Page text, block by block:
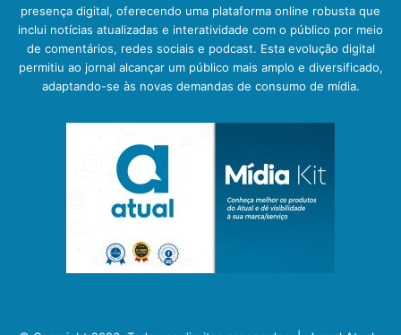
presença digital, oferecendo uma plataforma online robusta que
inclui notícias atualizadas e interatividade com o público por meio
de comentários, redes sociais e podcast. Esta evolução digital
permitiu ao jornal alcançar um público mais amplo e diversificado,
adaptando-se às novas demandas de consumo de mídia.